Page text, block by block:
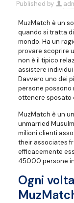
Published by
MuzMatch è un
quando si tratta
mondo. Ha un
provare scoprire
non è il tipico
assistere
Davvero uno dei
persone possono
ottenere sposato
MuzMatch è un
unmarried
milioni clienti
their associates
efficacemente
45000 persone
Ogni